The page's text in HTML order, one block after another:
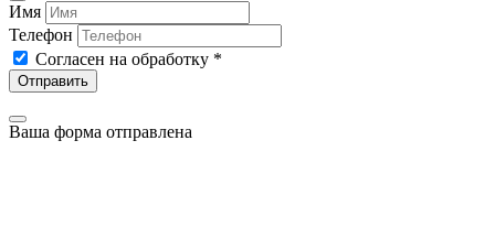
Имя
Телефон
Согласен на обработку *
Отправить
Ваша форма отправлена